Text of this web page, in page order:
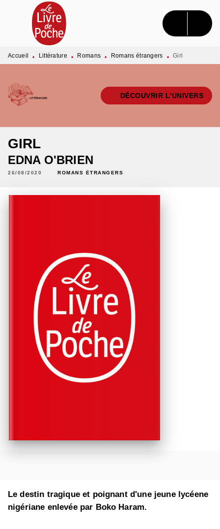
MENU RECHERCHE CONTENU
PIED DE PAGE
Accueil • Littérature • Romans • Romans étrangers • Girl
DÉCOUVRIR L'UNIVERS
GIRL
EDNA O'BRIEN
26/08/2020 ROMANS ÉTRANGERS
Le destin tragique et poignant d'une jeune lycéene
nigériane enlevée par Boko Haram.